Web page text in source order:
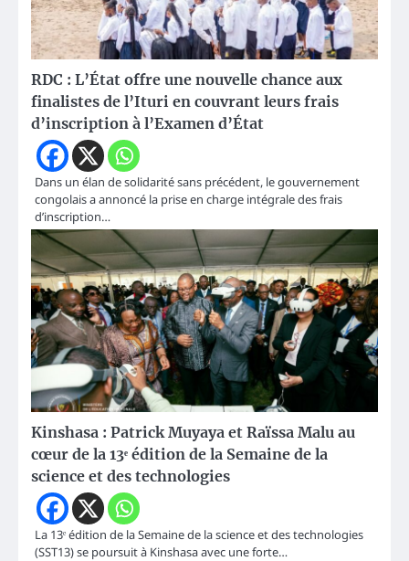
RDC : L’État offre une nouvelle chance aux
finalistes de l’Ituri en couvrant leurs frais
d’inscription à l’Examen d’État
Dans un élan de solidarité sans précédent, le gouvernement
congolais a annoncé la prise en charge intégrale des frais
d’inscription…
Kinshasa : Patrick Muyaya et Raïssa Malu au
cœur de la 13ᵉ édition de la Semaine de la
science et des technologies
La 13ᵉ édition de la Semaine de la science et des technologies
(SST13) se poursuit à Kinshasa avec une forte…